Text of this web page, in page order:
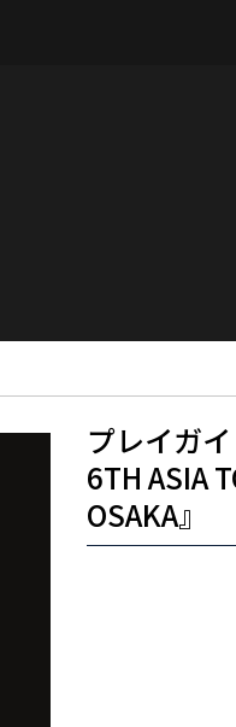
プレイガ
6TH ASIA
OSAKA』